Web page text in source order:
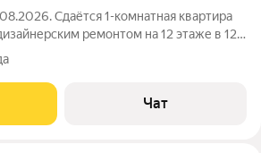
Сдаётся 1-комнатная квартира
ремонтом на 12 этаже в 12-
11 месяцев. Из техники есть:
Чат